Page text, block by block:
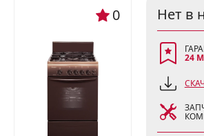
0 Нет в
24